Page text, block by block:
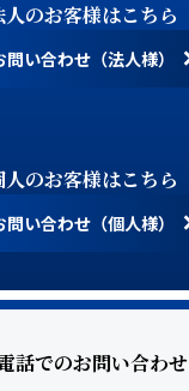
人のお客様はこちら
問い合わせ（法人様）
人のお客様はこちら
問い合わせ（個人様）
話でのお問い合わせ